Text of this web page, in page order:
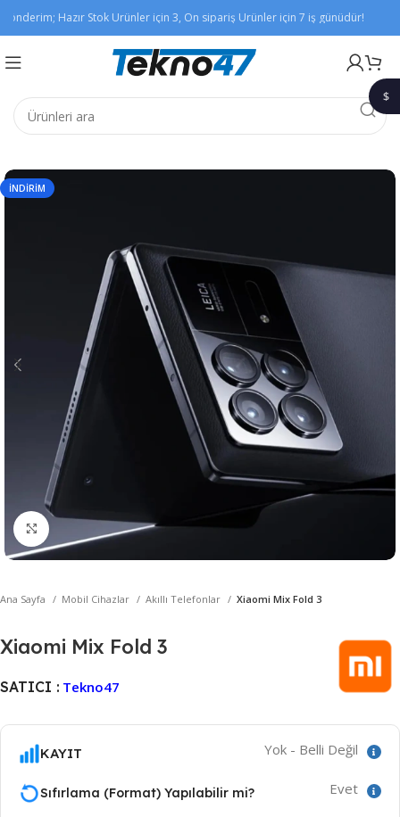
Hazır Stok Ürünler için 3, Ön sipariş Ürünler için 7 iş günüdür!
İNDIRIM
Büyütmek için tıklayın
Ana Sayfa Mobil Cihazlar Akıllı Telefonlar Xiaomi Mix Fold 3
Xiaomi Mix Fold 3
SATICI : Tekno47
KAYIT Yok - Belli Değil
Sıfırlama (Format) Yapılabilir mi? Evet
$